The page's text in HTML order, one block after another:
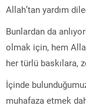
Allah’tan yardım
Bunlardan da
olmak için, hem
her türlü baskılara,
İçinde
muhafaza etmek